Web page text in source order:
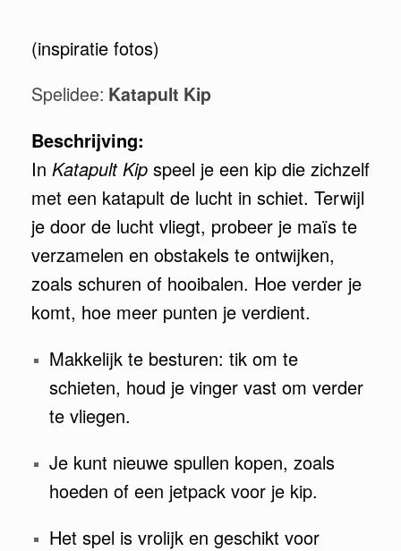
(inspiratie fotos)
Spelidee: Katapult Kip
Beschrijving:
In Katapult Kip speel je een kip die zichzelf
met een katapult de lucht in schiet. Terwijl
je door de lucht vliegt, probeer je maïs te
verzamelen en obstakels te ontwijken,
zoals schuren of hooibalen. Hoe verder je
komt, hoe meer punten je verdient.
Makkelijk te besturen: tik om te
schieten, houd je vinger vast om verder
te vliegen.
Je kunt nieuwe spullen kopen, zoals
hoeden of een jetpack voor je kip.
Het spel is vrolijk en geschikt voor